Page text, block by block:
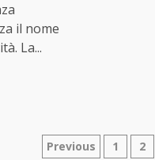
il nome
La...
Previous 1 2